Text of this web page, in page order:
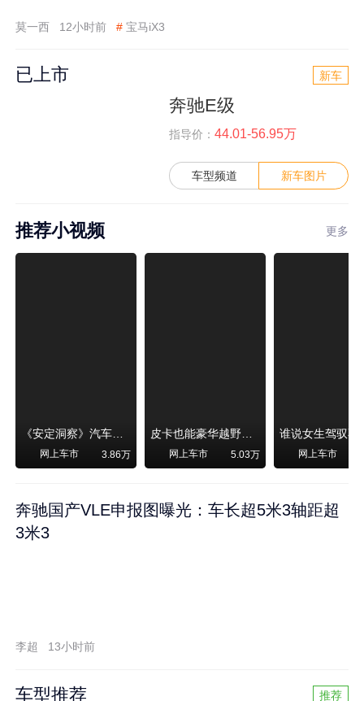
莫一西 12小时前 # 宝马iX3
已上市 新车
奔驰E级
指导价： 44.01-56.95万
车型频道 新车图片
推荐小视频 更多
《安定洞察》汽车烧不烧油，和石油安全无关！
网上车市 3.86万
皮卡也能豪华越野！纵横F700上市，限时卖29.99万起
网上车市 5.03万 网上车市
奔驰国产VLE申报图曝光：车长超5米3轴距超
3米3
李超 13小时前
车型推荐 推荐